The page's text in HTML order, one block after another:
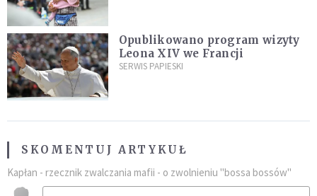
Opublikowano program wizyty
Leona XIV we Francji
SERWIS PAPIESKI
SKOMENTUJ ARTYKUŁ
Kapłan - rzecznik zwalczania mafii - o zwolnieniu "bossa bossów"